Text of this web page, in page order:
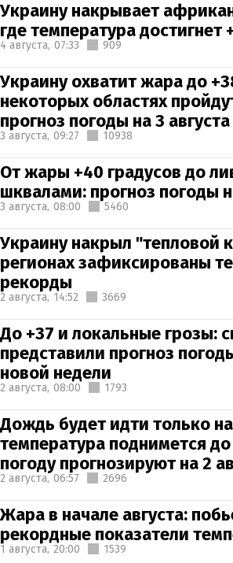
Украину накрывает
где температура достигнет
4 августа, 07:33 909
Украину охватит жара до
некоторых областях
прогноз погоды на 3 августа
3 августа, 09:27 10938
От жары +40 градусов до
шквалами: прогноз погоды
3 августа, 08:00 5460
Украину накрыл "тепловой
регионах зафиксированы
рекорды
2 августа, 14:52 3669
До +37 и локальные грозы:
представили прогноз
новой недели
2 августа, 08:00 1793
Дождь будет идти только
температура поднимется
погоду прогнозируют на 2
2 августа, 06:57 2696
Жара в начале августа:
рекордные показатели
1 августа, 20:00 1539